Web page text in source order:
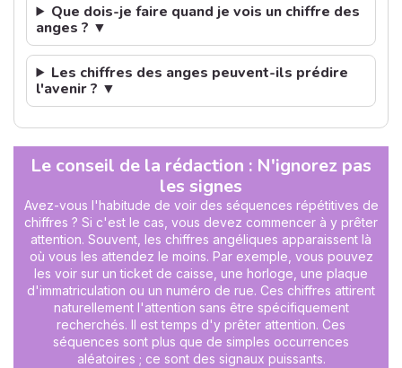
Que dois-je faire quand je vois un chiffre des
anges ? ▼
Les chiffres des anges peuvent-ils prédire
l'avenir ? ▼
Le conseil de la rédaction : N'ignorez pas
les signes
Avez-vous l'habitude de voir des séquences répétitives de
chiffres ? Si c'est le cas, vous devez commencer à y prêter
attention. Souvent, les chiffres angéliques apparaissent là
où vous les attendez le moins. Par exemple, vous pouvez
les voir sur un ticket de caisse, une horloge, une plaque
d'immatriculation ou un numéro de rue. Ces chiffres attirent
naturellement l'attention sans être spécifiquement
recherchés. Il est temps d'y prêter attention. Ces
séquences sont plus que de simples occurrences
aléatoires ; ce sont des signaux puissants.